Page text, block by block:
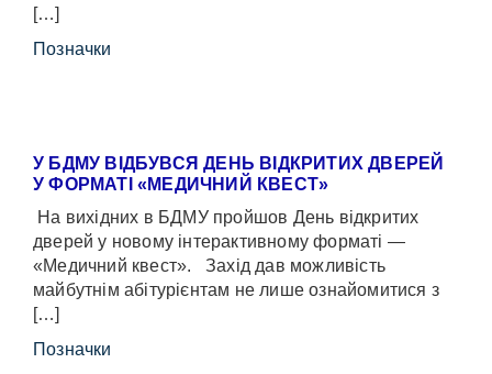
[…]
Позначки
У БДМУ ВІДБУВСЯ ДЕНЬ ВІДКРИТИХ ДВЕРЕЙ
У ФОРМАТІ «МЕДИЧНИЙ КВЕСТ»
На вихідних в БДМУ пройшов День відкритих
дверей у новому інтерактивному форматі —
«Медичний квест». Захід дав можливість
майбутнім абітурієнтам не лише ознайомитися з
[…]
Позначки